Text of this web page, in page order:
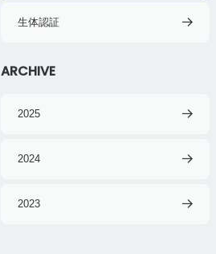
生体認証
ARCHIVE
2025
2024
2023